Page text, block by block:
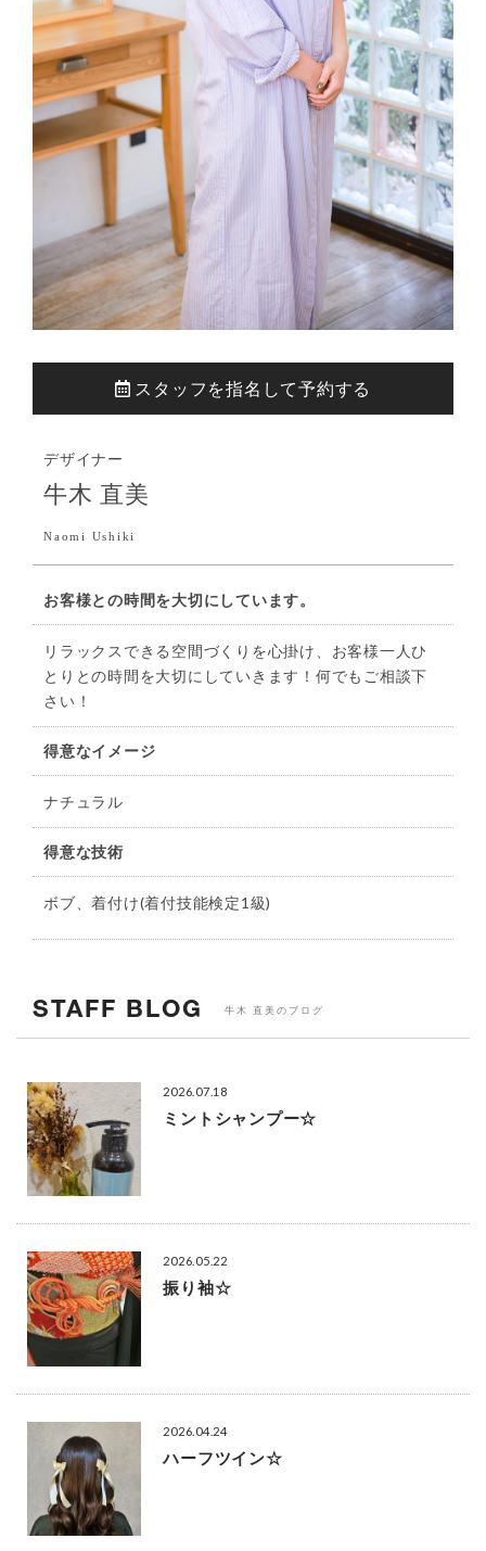
スタッフを指名して予約する
デザイナー
牛木 直美
Naomi Ushiki
お客様との時間を大切にしています。
リラックスできる空間づくりを心掛け、お客様一人ひ
とりとの時間を大切にしていきます！何でもご相談下
さい！
得意なイメージ
ナチュラル
得意な技術
ボブ、着付け(着付技能検定1級)
STAFF BLOG 牛木 直美のブログ
2026.07.18
ミントシャンプー☆
2026.05.22
振り袖☆
2026.04.24
ハーフツイン☆